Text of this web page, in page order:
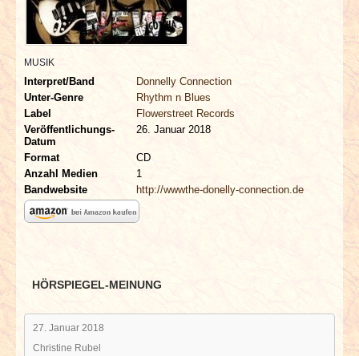
INTERVIEWS
SPECIALS
REDAKTION
LINKS
ARCHIV
MUSIK
Interpret/Band
Donnelly Connection
Unter-Genre
Rhythm n Blues
Label
Flowerstreet Records
Veröffentlichungs-
Datum
26. Januar 2018
Format
CD
Anzahl Medien
1
Bandwebsite
http://wwwthe-donelly-connection.de
HÖRSPIEGEL-MEINUNG
27. Januar 2018
Christine Rubel